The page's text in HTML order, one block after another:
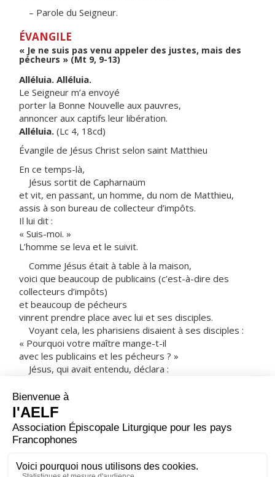
– Parole du Seigneur.
ÉVANGILE
« Je ne suis pas venu appeler des justes, mais des
pécheurs » (Mt 9, 9-13)
Alléluia. Alléluia.
Le Seigneur m’a envoyé
porter la Bonne Nouvelle aux pauvres,
annoncer aux captifs leur libération.
Alléluia. (Lc 4, 18cd)
Évangile de Jésus Christ selon saint Matthieu
En ce temps-là,
Jésus sortit de Capharnaüm
et vit, en passant, un homme, du nom de Matthieu,
assis à son bureau de collecteur d’impôts.
Il lui dit :
« Suis-moi. »
L’homme se leva et le suivit.
Comme Jésus était à table à la maison,
voici que beaucoup de publicains (c’est-à-dire des
collecteurs d’impôts)
et beaucoup de pécheurs
vinrent prendre place avec lui et ses disciples.
Voyant cela, les pharisiens disaient à ses disciples :
« Pourquoi votre maître mange-t-il
avec les publicains et les pécheurs ? »
Jésus, qui avait entendu, déclara :
qui ont besoin du médecin,
mais les malades.
Allez apprendre ce que signifie :
Je veux la miséricorde, non le sacrifice.
En effet, je ne suis pas venu appeler des justes,
mais des pécheurs. »